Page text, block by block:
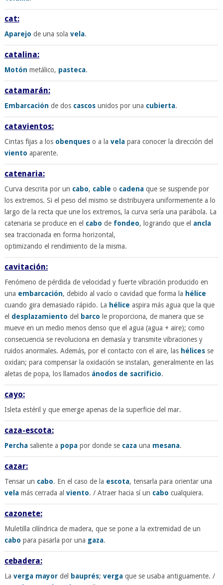
cat:
Aparejo de una sola vela.
catalina:
Motón metálico, pasteca.
catamarán:
Embarcación de dos cascosunidos por una cubierta.
catavientos:
Cintas fijas a los obenqueso a la velapara conocer la dirección del
viento aparente.
catenaria:
Curva descrita por un cabo, cable o cadenaque se suspende por
los extremos. Si el peso del mismo se distribuyera uniformemente a lo
largo de la recta que une los extremos, la curva sería una parábola. La
catenaria se produce en el cabo de fondeo, logrando que el ancla
sea traccionada en forma horizontal,
optimizando el rendimiento de la misma.
cavitación:
Fenómeno de pérdida de velocidad y fuerte vibración producido en
una embarcación, debido al vacío o cavidad que forma la hélice
cuando gira demasiado rápido. La hélice aspira más agua que la que
el desplazamiento del barco le proporciona, de manera que se
mueve en un medio menos denso que el agua (agua + aire); como
consecuencia se revoluciona en demasía y transmite vibraciones y
ruidos anormales. Además, por el contacto con el aire, las hélicesse
oxidan; para compensar la oxidación se instalan, generalmente en las
aletas de popa, los llamados ánodos de sacrificio.
cayo:
Isleta estéril y que emerge apenas de la superficie del mar.
caza-escota:
Perchasaliente a popapor donde se cazauna mesana.
cazar:
Tensar un cabo. En el caso de la escota, tensarla para orientar una
velamás cerrada al viento. / Atraer hacia sí un cabo cualquiera.
cazonete:
Muletilla cilíndrica de madera, que se pone a la extremidad de un
cabo para pasarla por una gaza.
cebadera:
La verga mayordel bauprés; vergaque se usaba antiguamente. /